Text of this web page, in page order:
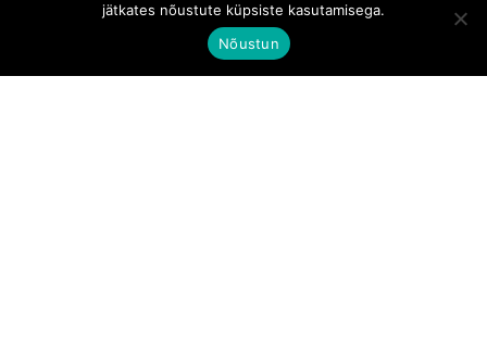
jätkates nõustute küpsiste kasutamisega.
Nõustun